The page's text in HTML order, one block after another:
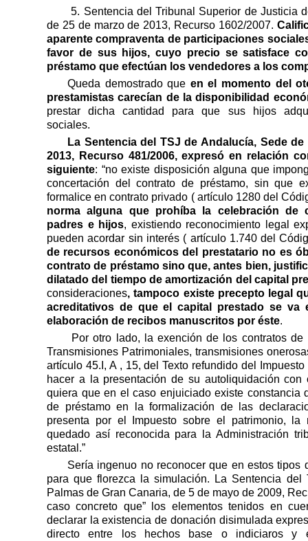
5. Sentencia del Tribunal Superior de Justicia
de 25 de marzo de 2013, Recurso 1602/2007.
aparente compraventa de participaciones
favor de sus hijos, cuyo precio se satisface
préstamo que efectúan los vendedores a los
Queda demostrado que en el momento del
prestamistas carecían de la disponibilidad
prestar dicha cantidad para que sus hijos
sociales.
La Sentencia del TSJ de Andalucía, Sede
2013, Recurso 481/2006, expresó en relación
siguiente: “no existe disposición alguna que
concertación del contrato de préstamo, sin que
formalice en contrato privado ( artículo 1280 del
norma alguna que prohíba la celebración de
padres e hijos, existiendo reconocimiento legal
pueden acordar sin interés ( artículo 1.740 del
de recursos económicos del prestatario no es
contrato de préstamo sino que, antes bien,
dilatado del tiempo de amortización del capital
consideraciones, tampoco existe precepto legal
acreditativos de que el capital prestado se va
elaboración de recibos manuscritos por éste.
Por otro lado, la exención de los contratos
Transmisiones Patrimoniales, transmisiones
artículo 45.I, A , 15, del Texto refundido del
hacer a la presentación de su autoliquidación
quiera que en el caso enjuiciado existe constancia
de préstamo en la formalización de las
presenta por el Impuesto sobre el patrimonio,
quedado así reconocida para la Administración
estatal.”
Sería ingenuo no reconocer que en estos tipos
para que florezca la simulación. La Sentencia
Palmas de Gran Canaria, de 5 de mayo de 2009,
caso concreto que” los elementos tenidos en
declarar la existencia de donación disimulada
directo entre los hechos base o indiciaros y